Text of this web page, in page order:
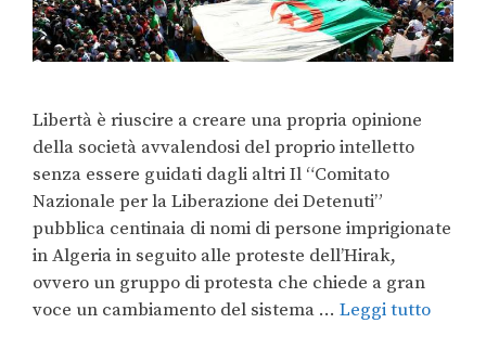
Libertà è riuscire a creare una propria opinione
della società avvalendosi del proprio intelletto
senza essere guidati dagli altri Il “Comitato
Nazionale per la Liberazione dei Detenuti”
pubblica centinaia di nomi di persone imprigionate
in Algeria in seguito alle proteste dell’Hirak,
ovvero un gruppo di protesta che chiede a gran
voce un cambiamento del sistema … Leggi tutto